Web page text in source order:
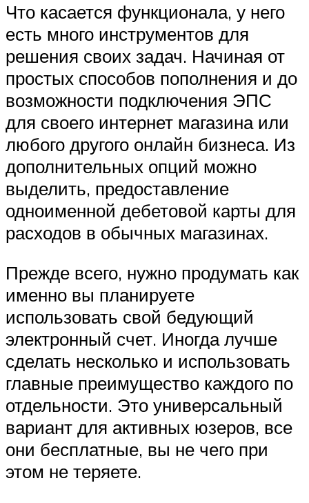
Что касается функционала, у него
есть много инструментов для
решения своих задач. Начиная от
простых способов пополнения и до
возможности подключения ЭПС
для своего интернет магазина или
любого другого онлайн бизнеса. Из
дополнительных опций можно
выделить, предоставление
одноименной дебетовой карты для
расходов в обычных магазинах.
Прежде всего, нужно продумать как
именно вы планируете
использовать свой бедующий
электронный счет. Иногда лучше
сделать несколько и использовать
главные преимущество каждого по
отдельности. Это универсальный
вариант для активных юзеров, все
они бесплатные, вы не чего при
этом не теряете.